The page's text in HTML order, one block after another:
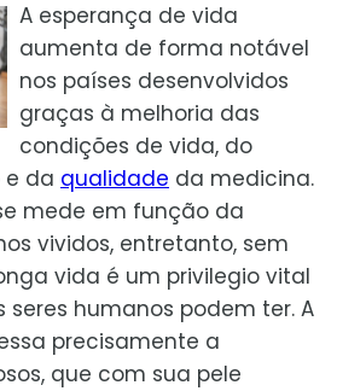
A esperança de vida
aumenta de forma notável
nos países desenvolvidos
graças à melhoria das
condições de vida, do
da qualidade da medicina.
mede em função da
vividos, entretanto, sem
vida é um privilegio vital
seres humanos podem ter. A
precisamente a
que com sua pele